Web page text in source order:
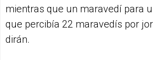
mientras que un maravedí para
que percibía 22 maravedís por
dirán.